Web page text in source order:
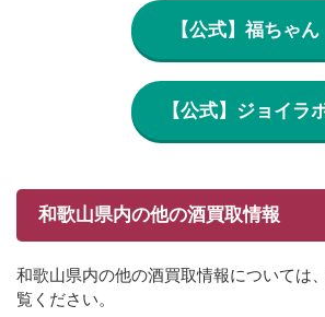
【公式】福ちゃん
【公式】ジョイラ
和歌山県内の他の酒買取情報
和歌山県内の他の酒買取情報については
覧ください。